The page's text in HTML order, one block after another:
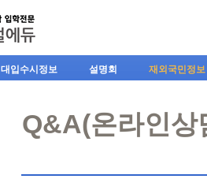
대입수시정보 설명회 재외국민정보
Q&A(온라인상